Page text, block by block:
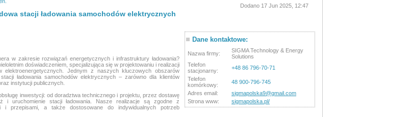
stacji ładowania samochodów elektrycznych
Dodano 17 Jun 2025, 12:47
Dane kontaktowe:
Nazwa firmy:
SIGMA Technology & Energy
Solutions
Telefon
stacjonarny:
+48 86 796-70-71
Telefon
komórkowy:
48 900-796-745
Adres email:
sigmapolska9@gmail.com
Strona www:
sigmapolska.pl/
w zakresie rozwiązań energetycznych i infrastruktury ładowania?
doświadczeniem, specjalizująca się w projektowaniu i realizacji
elektroenergetycznych. Jednym z naszych kluczowych obszarów
ładowania samochodów elektrycznych – zarówno dla klientów
instytucji publicznych.
inwestycji: od doradztwa technicznego i projektu, przez dostawę
i uruchomienie stacji ładowania. Nasze realizacje są zgodne z
i przepisami, a także dostosowane do indywidualnych potrzeb